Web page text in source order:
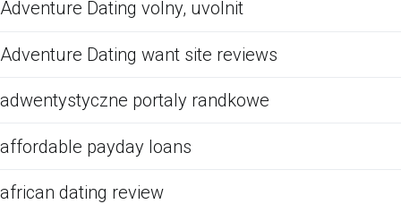
Adventure Dating volny, uvolnit
Adventure Dating want site reviews
adwentystyczne portaly randkowe
affordable payday loans
african dating review